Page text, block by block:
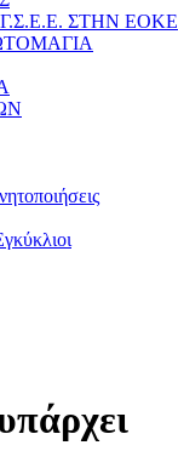
ΣΤΗΝ ΕΟΚΕ